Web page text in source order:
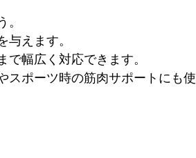
与えます。
で幅広く対応できます。
スポーツ時の筋肉サポートにも使